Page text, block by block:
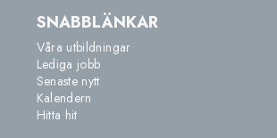
SNABBLÄNKAR
Våra utbildningar
Lediga jobb
Senaste nytt
Kalendern
Hitta hit